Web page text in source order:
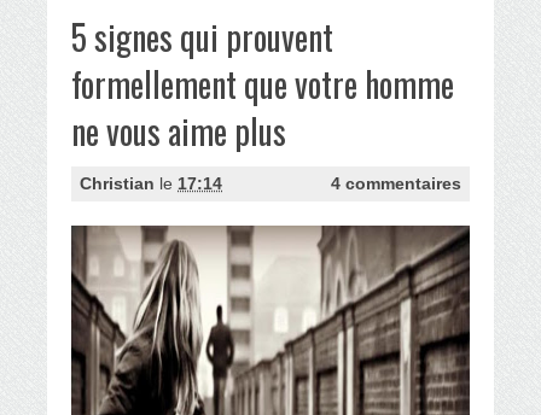
5 signes qui prouvent
formellement que votre homme
ne vous aime plus
Christian le 17:14 4 commentaires